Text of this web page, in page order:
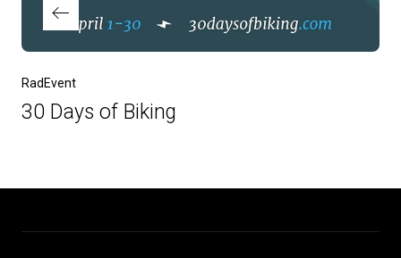
Vorheriger
Beitrag
RadEvent
30 Days of Biking